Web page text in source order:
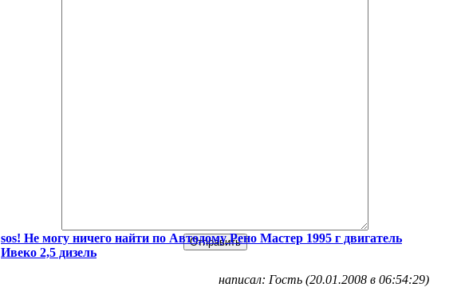
sos! Не могу ничего найти по Автодому Рено Мастер 1995 г двигатель
Ивеко 2,5 дизель
написал: Гость (20.01.2008 в 06:54:29)